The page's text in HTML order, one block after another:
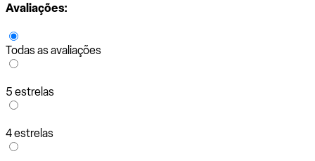
Avaliações:
Todas as avaliações
5 estrelas
4 estrelas